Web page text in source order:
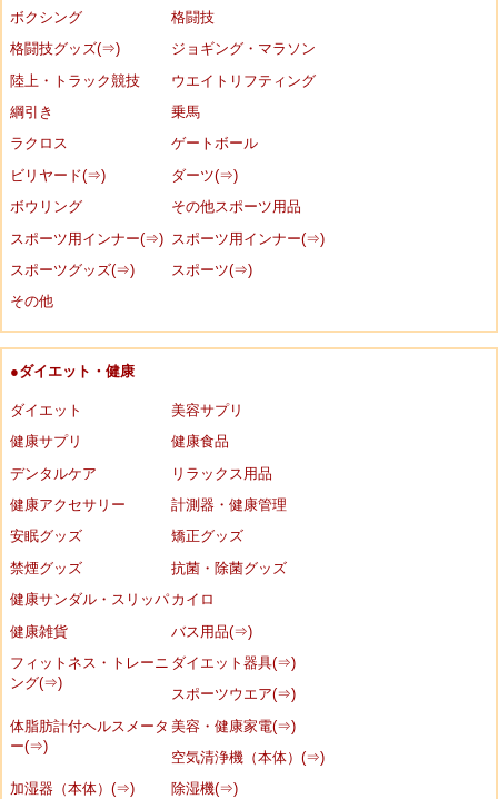
ボクシング
格闘技
格闘技グッズ(⇒)
ジョギング・マラソン
陸上・トラック競技
ウエイトリフティング
綱引き
乗馬
ラクロス
ゲートボール
ビリヤード(⇒)
ダーツ(⇒)
ボウリング
その他スポーツ用品
スポーツ用インナー(⇒)
スポーツ用インナー(⇒)
スポーツグッズ(⇒)
スポーツ(⇒)
その他
●ダイエット・健康
ダイエット
美容サプリ
健康サプリ
健康食品
デンタルケア
リラックス用品
健康アクセサリー
計測器・健康管理
安眠グッズ
矯正グッズ
禁煙グッズ
抗菌・除菌グッズ
健康サンダル・スリッパ カイロ
健康雑貨
バス用品(⇒)
フィットネス・トレーニ
ング(⇒)
ダイエット器具(⇒)
スポーツウエア(⇒)
体脂肪計付ヘルスメータ
ー(⇒)
美容・健康家電(⇒)
空気清浄機（本体）(⇒)
加湿器（本体）(⇒)
除湿機(⇒)